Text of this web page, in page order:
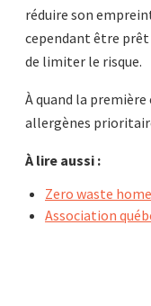
réduire son
cependant être
de limiter le risque.
À quand la première
allergènes
À lire aussi :
Zero waste home
Association